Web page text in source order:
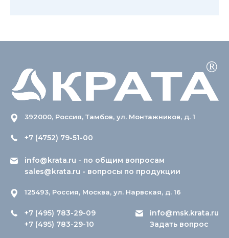
392000, Россия, Тамбов, ул. Монтажников, д. 1
+7 (4752) 79-51-00
info@krata.ru - по общим вопросам
sales@krata.ru - вопросы по продукции
125493, Россия, Москва, ул. Нарвская, д. 16
+7 (495) 783-29-09
+7 (495) 783-29-10
info@msk.krata.ru
Задать вопрос